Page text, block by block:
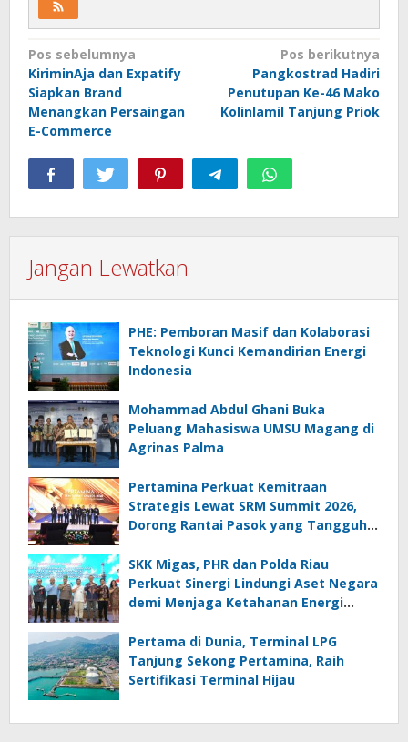
Navigasi
pos
Pos sebelumnya
KiriminAja dan Expatify
Siapkan Brand
Menangkan Persaingan
E-Commerce
Pos berikutnya
Pangkostrad Hadiri
Penutupan Ke-46 Mako
Kolinlamil Tanjung Priok
Jangan Lewatkan
PHE: Pemboran Masif dan Kolaborasi
Teknologi Kunci Kemandirian Energi
Indonesia
Mohammad Abdul Ghani Buka
Peluang Mahasiswa UMSU Magang di
Agrinas Palma
Pertamina Perkuat Kemitraan
Strategis Lewat SRM Summit 2026,
Dorong Rantai Pasok yang Tangguh
SKK Migas, PHR dan Polda Riau
Perkuat Sinergi Lindungi Aset Negara
demi Menjaga Ketahanan Energi
Pertama di Dunia, Terminal LPG
Tanjung Sekong Pertamina, Raih
Sertifikasi Terminal Hijau